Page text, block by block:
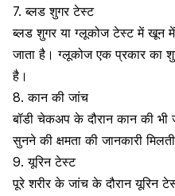
7. ब्लड शुगर टेस्ट
ब्लड शुगर याग्लूकोजटेस्ट में खून में
जाता है। ग्लूकोज एक प्रकार का
है।
8. कान की जांच
बॉडी चेकअप के दौरान कान की
सुनने की क्षमता की जानकारी
9. यूरिन टेस्ट
पूरे शरीर के जांच के दौरानयूरिन